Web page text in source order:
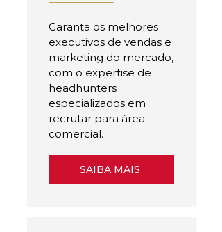
Garanta os melhores
executivos de vendas e
marketing do mercado,
com o expertise de
headhunters
especializados em
recrutar para área
comercial.
SAIBA MAIS